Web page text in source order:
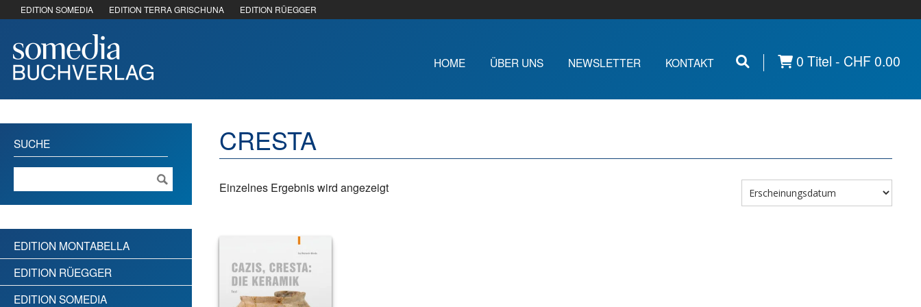
EDITION SOMEDIA EDITION TERRA GRISCHUNA EDITION RÜEGGER
HOME ÜBER UNS NEWSLETTER KONTAKT 0 Titel - CHF0.00
CRESTA
Einzelnes Ergebnis wird angezeigt
SUCHE
EDITION MONTABELLA
EDITION RÜEGGER
EDITION SOMEDIA